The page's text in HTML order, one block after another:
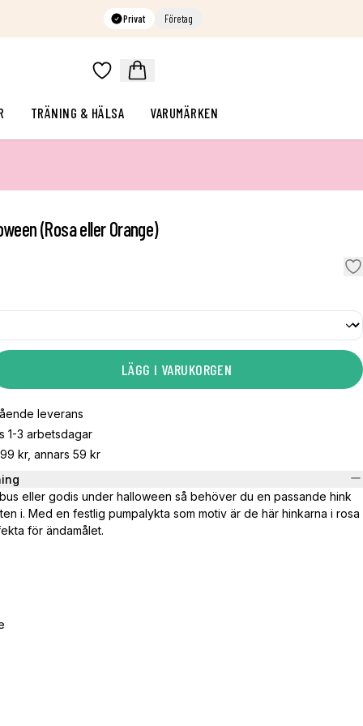
Privat Företag
TRÄNING & HÄLSA VARUMÄRKEN
(Rosa eller Orange)
LÄGG I VARUKORGEN
leverans
1-3 arbetsdagar
kr, annars 59 kr
eller godis under halloween så behöver du en passande hink
i. Med en festlig pumpalykta som motiv är de här hinkarna i rosa
för ändamålet.